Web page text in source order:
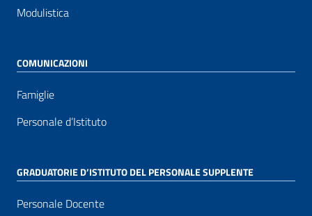
Modulistica
COMUNICAZIONI
Famiglie
Personale d’Istituto
GRADUATORIE D’ISTITUTO DEL PERSONALE SUPPLENTE
Personale Docente